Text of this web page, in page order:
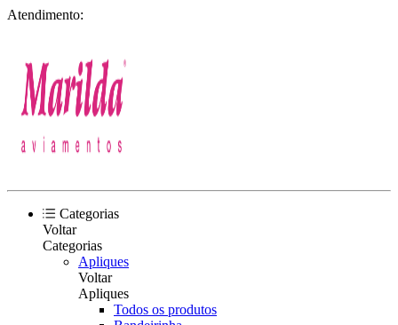
Atendimento:
Categorias
Voltar
Categorias
Apliques
Voltar
Apliques
Todos os produtos